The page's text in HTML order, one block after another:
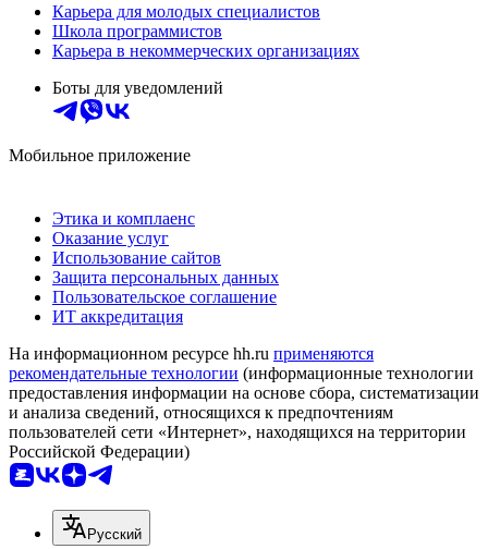
Карьера для молодых специалистов
Школа программистов
Карьера в некоммерческих организациях
Боты для уведомлений
Мобильное приложение
Этика и комплаенс
Оказание услуг
Использование сайтов
Защита персональных данных
Пользовательское соглашение
ИТ аккредитация
На информационном ресурсе hh.ru применяются
рекомендательные технологии (информационные технологии
предоставления информации на основе сбора, систематизации
и анализа сведений, относящихся к предпочтениям
пользователей сети «Интернет», находящихся на территории
Российской Федерации)
Русский